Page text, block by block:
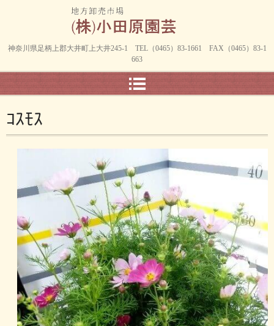
神奈川県足柄上郡大井町上大井245-1 TEL（0465）83-1661 FAX（0465）83-1
663
ｺｽﾓｽ